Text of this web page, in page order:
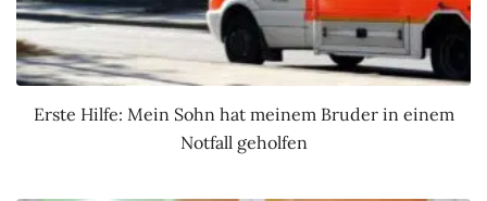
Erste Hilfe: Mein Sohn hat meinem Bruder in einem
Notfall geholfen